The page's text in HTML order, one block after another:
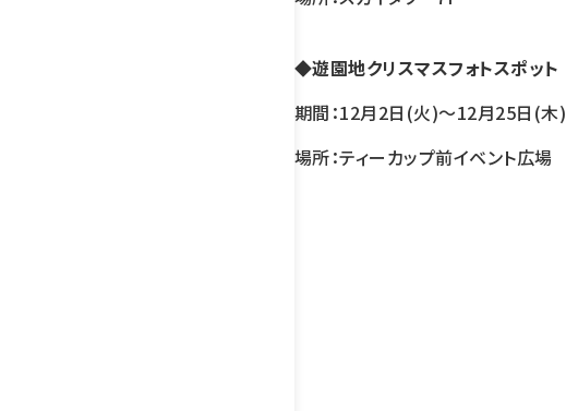
◆遊園地クリスマスフォトスポット
期間：12月2日(火)～12月25日(木)
場所：ティーカップ前イベント広場